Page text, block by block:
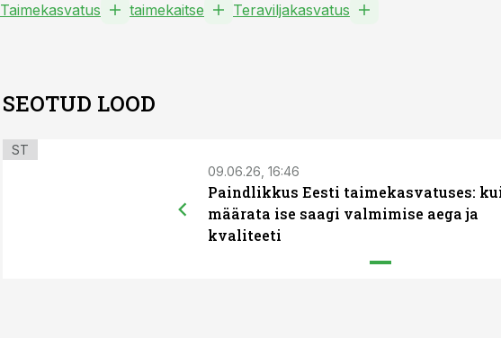
Taimekasvatus taimekaitse Teraviljakasvatus
SEOTUD LOOD
ST
09.06.26, 16:46
Paindlikkus Eesti taimekasvatuses:
määrata ise saagi valmimise aega ja
kvaliteeti